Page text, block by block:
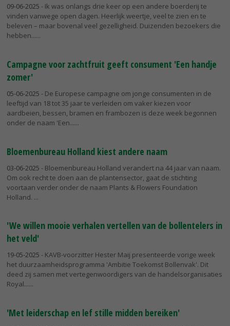
09-06-2025 - Ik was onlangs drie keer op een andere boerderij te
vinden vanwege open dagen. Heerlijk weertje, veel te zien en te
beleven – maar bovenal veel gezelligheid. Duizenden bezoekers die
hebben...
Campagne voor zachtfruit geeft consument 'Een handje
zomer'
05-06-2025 - De Europese campagne om jonge consumenten in de
leeftijd van 18 tot 35 jaar te verleiden om vaker kiezen voor
aardbeien, bessen, bramen en frambozen is deze week begonnen
onder de naam 'Een...
Bloemenbureau Holland kiest andere naam
03-06-2025 - Bloemenbureau Holland verandert na 44 jaar van naam.
Om ook recht te doen aan de plantensector, gaat de stichting
voortaan verder onder de naam Plants & Flowers Foundation
Holland.
'We willen mooie verhalen vertellen van de bollentelers in
het veld'
19-05-2025 - KAVB-voorzitter Hester Maij presenteerde vorige week
het duurzaamheidsprogramma 'Ambitie Toekomst Bollenvak'. Dit
deed zij samen met vertegenwoordigers van de handelsorganisaties
Royal...
'Met leiderschap en lef stille midden bereiken'